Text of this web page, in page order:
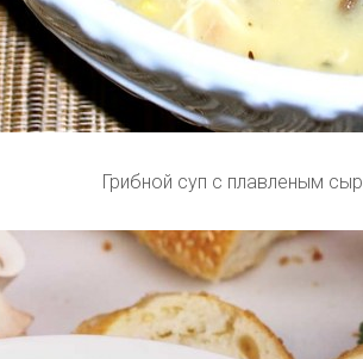
Грибной суп с плавленым